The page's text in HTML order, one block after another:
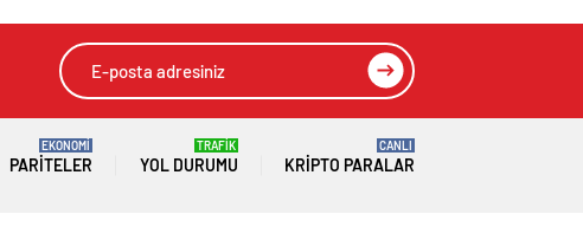
PARITELER
EKONOMİ
YOL DURUMU
TRAFİK
KRIPTO PARALAR
CANLI